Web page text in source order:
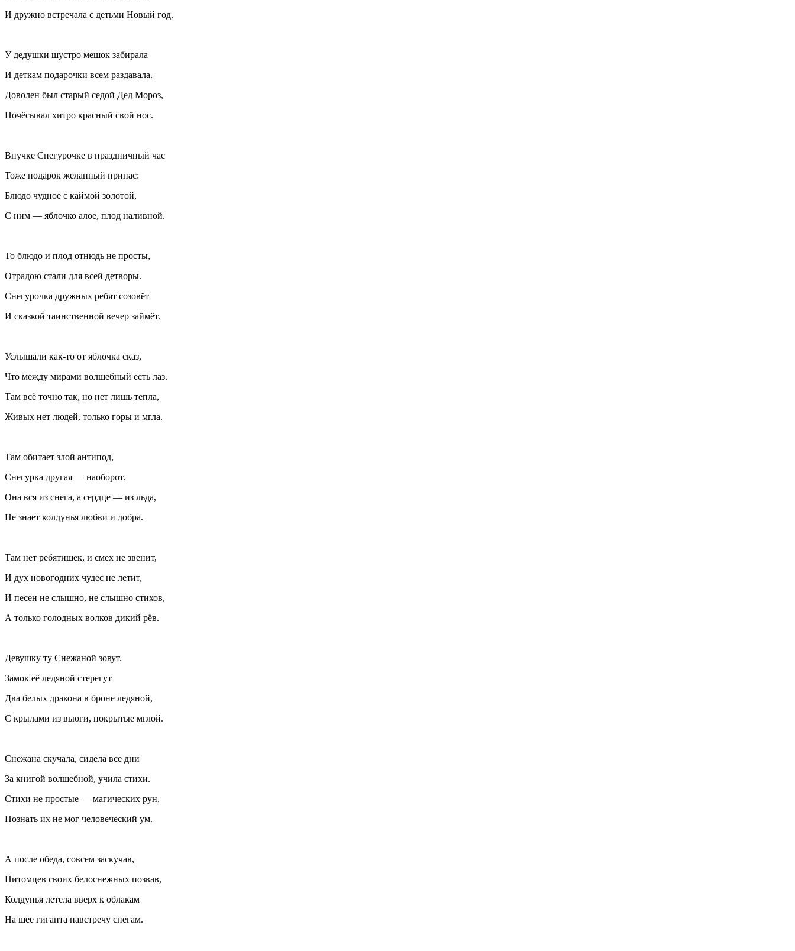
И дружно встречала с детьми Новый год.
У дедушки шустро мешок забирала
И деткам подарочки всем раздавала.
Доволен был старый седой Дед Мороз,
Почëсывал хитро красный свой нос.
Внучке Снегурочке в праздничный час
Тоже подарок желанный припас:
Блюдо чудное с каймой золотой,
С ним — яблочко алое, плод наливной.
То блюдо и плод отнюдь не просты,
Отрадою стали для всей детворы.
Снегурочка дружных ребят созовëт
И сказкой таинственной вечер займëт.
Услышали как-то от яблочка сказ,
Что между мирами волшебный есть лаз.
Там всё точно так, но нет лишь тепла,
Живых нет людей, только горы и мгла.
Там обитает злой антипод,
Снегурка другая — наоборот.
Она вся из снега, а сердце — из льда,
Не знает колдунья любви и добра.
Там нет ребятишек, и смех не звенит,
И дух новогодних чудес не летит,
И песен не слышно, не слышно стихов,
А только голодных волков дикий рëв.
Девушку ту Снежаной зовут.
Замок еë ледяной стерегут
Два белых дракона в броне ледяной,
С крылами из вьюги, покрытые мглой.
Снежана скучала, сидела все дни
За книгой волшебной, учила стихи.
Стихи не простые — магических рун,
Познать их не мог человеческий ум.
А после обеда, совсем заскучав,
Питомцев своих белоснежных позвав,
Колдунья летела вверх к облакам
На шее гиганта навстречу снегам.